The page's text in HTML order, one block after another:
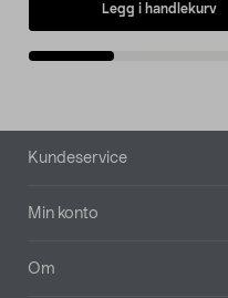
Legg i handlekurv
Bunntekst
Kundeservice
Min konto
Om